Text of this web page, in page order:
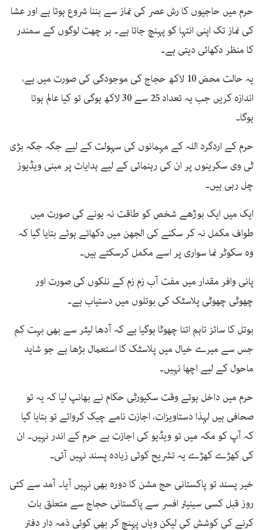
حرم میں حاجیوں کا رش عصر کی نماز سے بننا شروع ہوتا ہے اور عشا
کی نماز تک اپنی انتہا کو پہنچ جاتا ہے۔ ہر چھت لوگوں کے سمندر
کا منظر دکھائی دیتی ہے۔
یہ حالت محض 10 لاکھ حجاج کی موجودگی کی صورت میں ہے،
اندازہ کریں جب یہ تعداد 25 سے 30 لاکھ ہوگی تو کیا عالم ہوتا
ہوگا۔
حرم کے اردگرد اللہ کے مہمانوں کی سہولت کے لیے جگہ جگہ بڑی
ٹی وی سکرینوں پر ان کی رہنمائی کے لیے ہدایات پر مبنی ویڈیوز
چل رہی ہیں۔
ایک میں ایک بوڑھے شخص کو طاقت نہ ہونے کی صورت میں
طواف مکمل نہ کر سکنے کی الجھن میں دکھاتے ہوئے بتایا گیا کہ
وہ سکوٹر نما سواری پر اسے مکمل کرسکتے ہیں۔
پانی وافر مقدار میں مفت آب زم زم کے نلکوں کی صورت اور
چھوٹی چھوٹی پلاسٹک کی بوتلوں میں دستیاب ہے۔
بوتل کا سائز تاہم اتنا چھوٹا ہوگیا ہے کہ آدھا لیٹر سے بھی بہت کم
جس سے میرے خیال میں پلاسٹک کا استعمال بڑھا ہے جو شاید
ماحول کے لیے اچھا نہیں۔
حرم میں داخل ہوتے وقت سکیورٹی حکام نے بھانپ لیا کہ یہ تو
صحافی ہیں لہذا دستاویزات، اجازت نامے چیک کروائے تو بتایا گیا
کہ آپ کو مکہ میں تو ویڈیو کی اجازت ہے حرم کے اندر نہیں۔ ان
کی کھڑے کھڑے یہ تشریح کوئی زیادہ پسند نہیں آئی۔
خیر پسند تو پاکستانی حج مشن کا دورہ بھی نہیں آیا۔ آمد سے کئی
روز قبل کسی سینیئر افسر سے پاکستانی حجاج سے متعلق بات
کرنے کی کوشش کی لیکن وہاں پہنچ کر بھی کوئی ذمہ دار دفتر